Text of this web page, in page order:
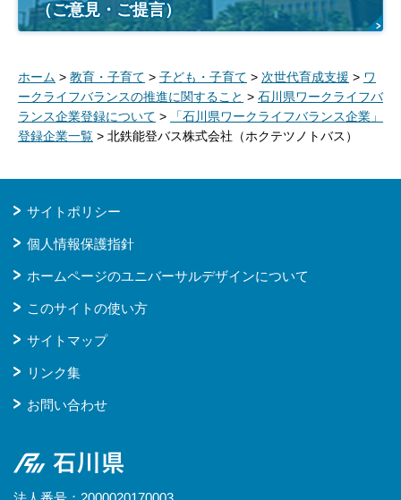
（ご意見・ご提言）
ホーム > 教育・子育て > 子ども・子育て > 次世代育成支援 > ワ
ークライフバランスの推進に関すること > 石川県ワークライフバ
ランス企業登録について >
「石川県ワークライフバランス企業」
登録企業一覧 > 北鉄能登バス株式会社（ホクテツノトバス）
サイトポリシー
個人情報保護指針
ホームページのユニバーサルデザインについて
このサイトの使い方
サイトマップ
リンク集
お問い合わせ
石川県